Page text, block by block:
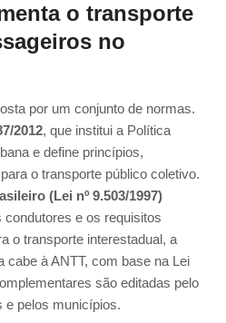
o transporte
no
por um conjunto de normas.
2012, que institui a Política
e define princípios,
o transporte público coletivo.
(Lei nº 9.503/1997)
e os requisitos
o transporte interestadual, a
cabe à ANTT, com base na Lei
são editadas pelo
e pelos municípios.